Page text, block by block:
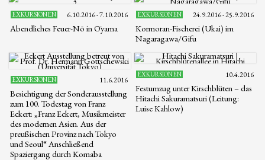
EXKURSIONEN 6.10.2016 - 7.10.2016
Abendliches Feuer-Nō in Ōyama
EXKURSIONEN 24.9.2016 - 25.9.2016
Kormoran-Fischerei (Ukai) im
Nagaragawa/Gifu
EXKURSIONEN 11.6.2016
Besichtigung der Sonderausstellung
zum 100. Todestag von Franz
Eckert: „Franz Eckert, Musikmeister
des modernen Asien. Aus der
preußischen Provinz nach Tokyo
und Seoul“ Anschließend
Spaziergang durch Komaba
EXKURSIONEN 10.4.2016
Festumzug unter Kirschblüten – das
Hitachi Sakuramatsuri (Leitung:
Luise Kahlow)